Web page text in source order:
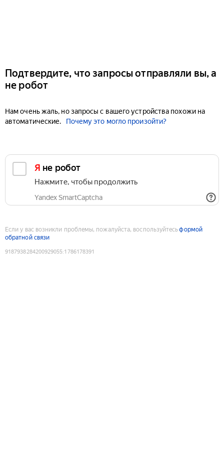
Подтвердите, что запросы отправляли вы, а
не робот
Нам очень жаль, но запросы с вашего устройства похожи на
автоматические.
Почему это могло произойти?
Я не робот
Нажмите, чтобы продолжить
Yandex SmartCaptcha
Если у вас возникли проблемы, пожалуйста, воспользуйтесьформой
обратной связи
9187938284200929055:1786178391